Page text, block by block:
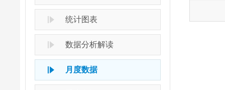
统计图表
数据分析解读
月度数据